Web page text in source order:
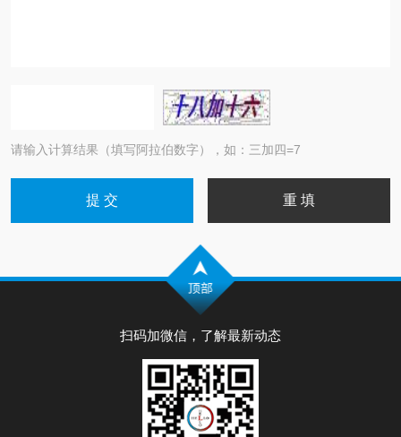
请输入计算结果（填写阿拉伯数字），如：三加四=7
扫码加微信，了解最新动态